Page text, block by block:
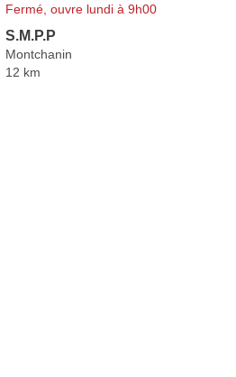
Fermé, ouvre lundi à 9h00
S.M.P.P
Montchanin
12 km